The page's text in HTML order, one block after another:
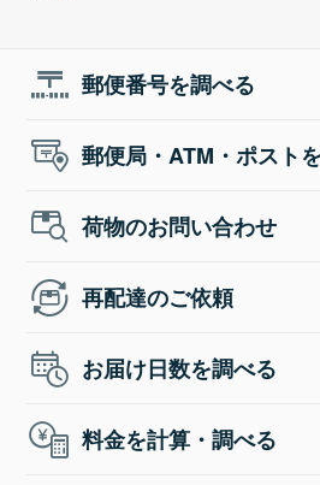
郵便番号を調べる
郵便局・ATM・ポスト
荷物のお問い合わせ
再配達のご依頼
お届け日数を調べる
料金を計算・調べる